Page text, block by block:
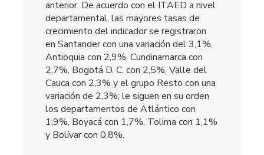
anterior. De acuerdo con el ITAED a nivel
departamental, las mayores tasas de
crecimiento del indicador se registraron
en Santander con una variación del 3,1%,
Antioquia con 2,9%, Cundinamarca con
2,7%, Bogotá D. C. con 2,5%, Valle del
Cauca con 2,3% y el grupo Resto con una
variación de 2,3%; le siguen en su orden
los departamentos de Atlántico con
1,9%, Boyacá con 1,7%, Tolima con 1,1%
y Bolívar con 0,8%.